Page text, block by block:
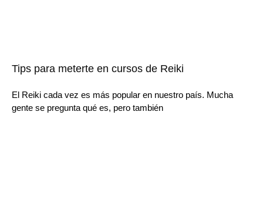
Tips para meterte en cursos de Reiki
El Reiki cada vez es más popular en nuestro país. Mucha
gente se pregunta qué es, pero también